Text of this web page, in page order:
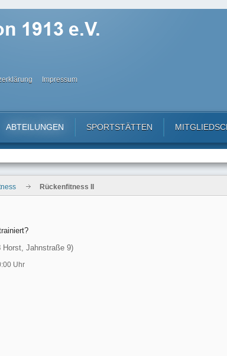
Impressum
ABTEILUNGEN SPORTSTÄTTEN
Rückenfitness II
Horst, Jahnstraße 9)
Uhr